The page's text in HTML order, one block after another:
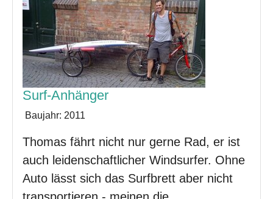
Surf-Anhänger
Baujahr: 2011
Thomas fährt nicht nur gerne Rad, er ist
auch leidenschaftlicher Windsurfer. Ohne
Auto lässt sich das Surfbrett aber nicht